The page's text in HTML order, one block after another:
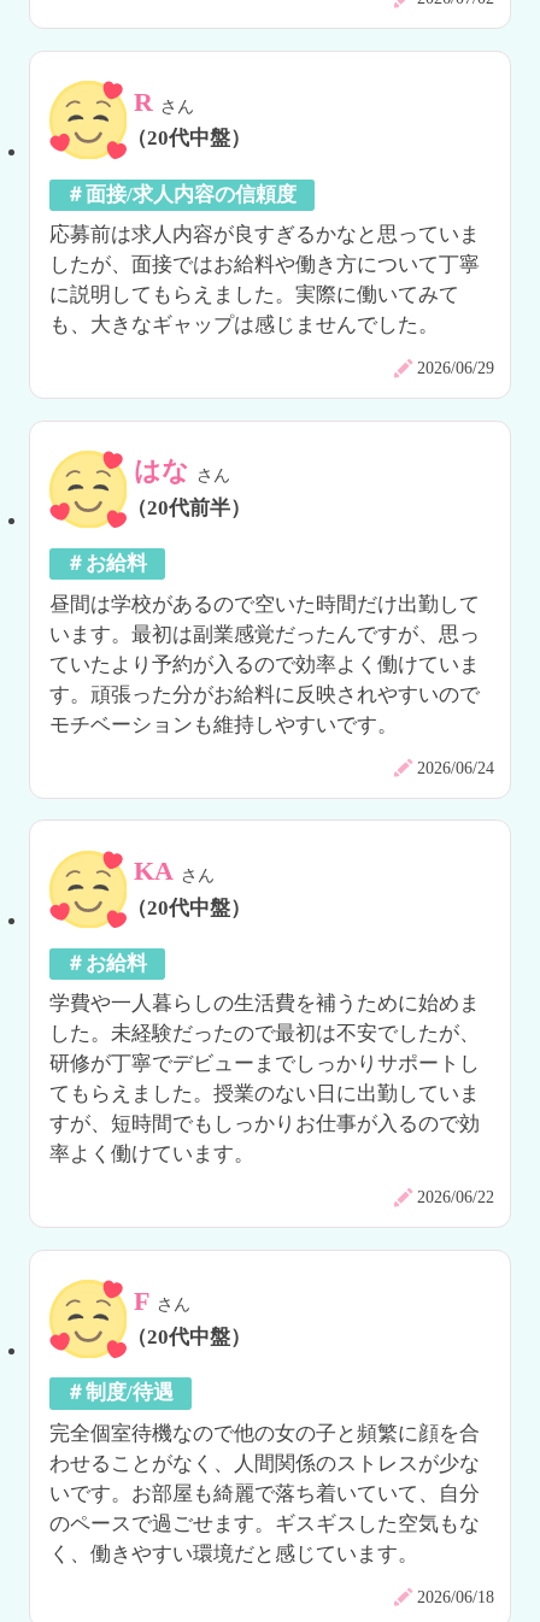
R さん
（20代中盤）
＃面接/求人内容の信頼度
応募前は求人内容が良すぎるかなと思っていま
したが、面接ではお給料や働き方について丁寧
に説明してもらえました。実際に働いてみて
も、大きなギャップは感じませんでした。
2026/06/29
はな さん
（20代前半）
＃お給料
昼間は学校があるので空いた時間だけ出勤して
います。最初は副業感覚だったんですが、思っ
ていたより予約が入るので効率よく働けていま
す。頑張った分がお給料に反映されやすいので
モチベーションも維持しやすいです。
2026/06/24
KA さん
（20代中盤）
＃お給料
学費や一人暮らしの生活費を補うために始めま
した。未経験だったので最初は不安でしたが、
研修が丁寧でデビューまでしっかりサポートし
てもらえました。授業のない日に出勤していま
すが、短時間でもしっかりお仕事が入るので効
率よく働けています。
2026/06/22
F さん
（20代中盤）
＃制度/待遇
完全個室待機なので他の女の子と頻繁に顔を合
わせることがなく、人間関係のストレスが少な
いです。お部屋も綺麗で落ち着いていて、自分
のペースで過ごせます。ギスギスした空気もな
く、働きやすい環境だと感じています。
2026/06/18